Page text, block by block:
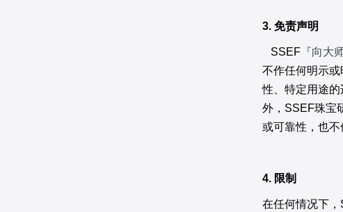
3. 免责声明
SSEF 『向大
不作任何明示
性、特定用途
外，SSEF珠宝
或可靠性，也不
4. 限制
在任何情况下